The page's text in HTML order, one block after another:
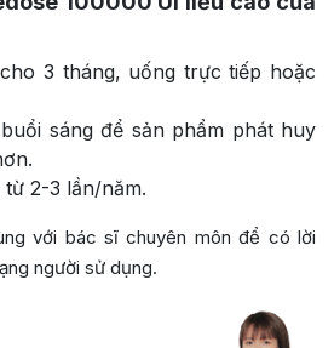
3 tháng, uống trực tiếp hoặc
sáng để sản phẩm phát huy
2-3 lần/năm.
với bác sĩ chuyên môn để có lời
người sử dụng.